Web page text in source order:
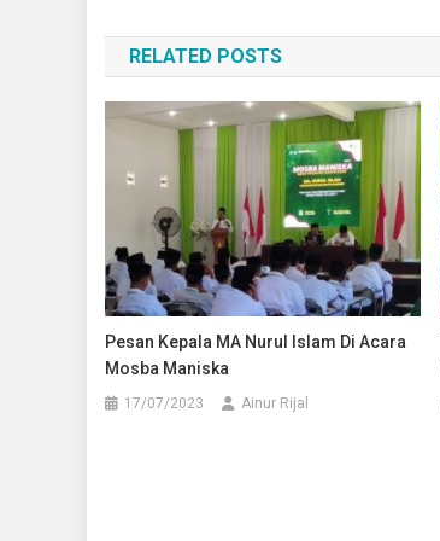
pos
RELATED POSTS
Pesan Kepala MA Nurul Islam Di Acara
Mosba Maniska
17/07/2023 Ainur Rijal